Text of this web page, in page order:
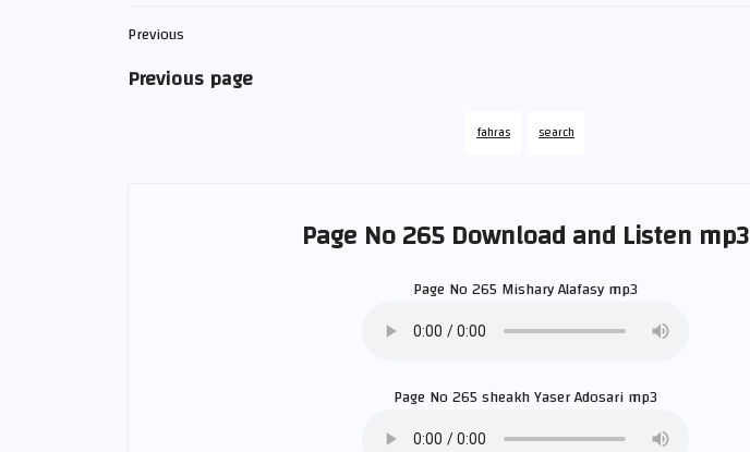
Previous
Previous page
fahras search
Page No 265 Download and Listen mp3
Page No 265 Mishary Alafasymp3
Page No 265 sheakhYaser Adosarimp3